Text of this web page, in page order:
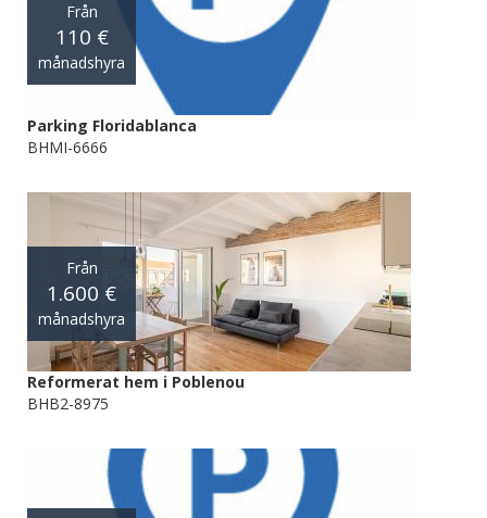
Från
110 €
månadshyra
Parking Floridablanca
BHMI-6666
Från
1.600 €
månadshyra
Reformerat hem i Poblenou
BHB2-8975